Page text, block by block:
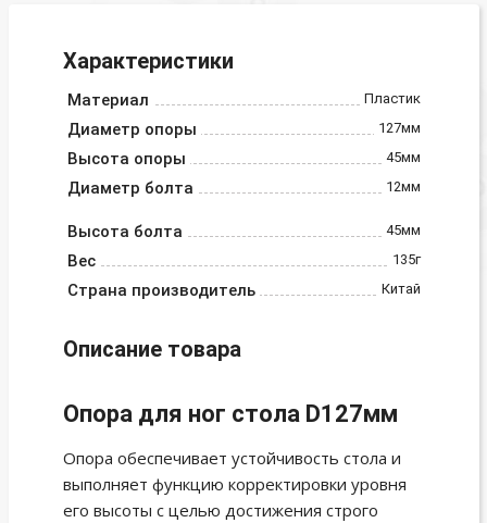
Характеристики
Материал Пластик
Диаметр опоры 127мм
Высота опоры 45мм
Диаметр болта 12мм
Высота болта 45мм
Вес 135г
Страна производитель Китай
Описание товара
Опора для ног стола D127мм
Опора обеспечивает устойчивость стола и
выполняет функцию корректировки уровня
его высоты с целью достижения строго